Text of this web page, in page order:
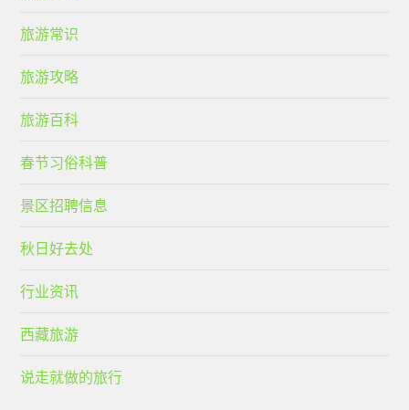
旅游常识
旅游攻略
旅游百科
春节习俗科普
景区招聘信息
秋日好去处
行业资讯
西藏旅游
说走就做的旅行